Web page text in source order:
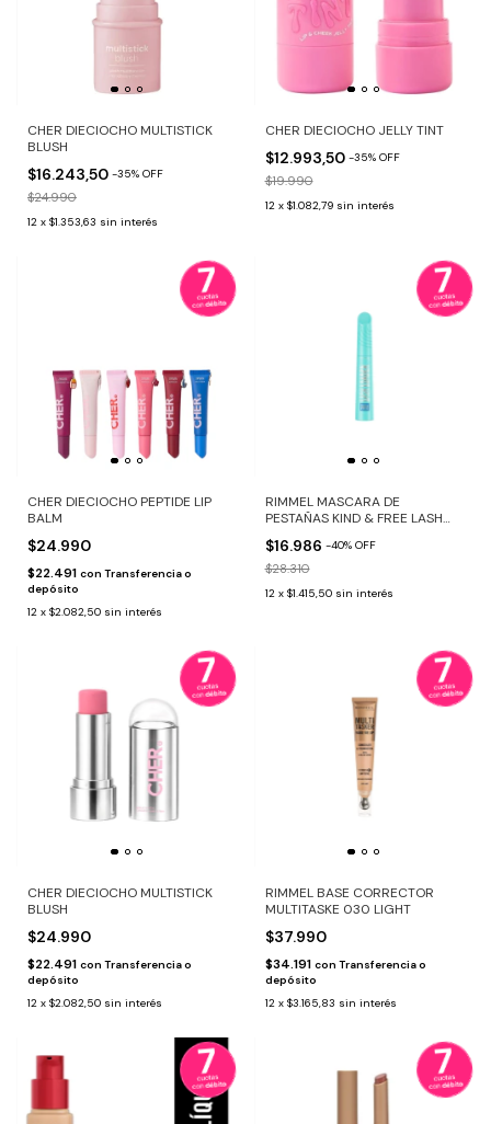
CHER DIECIOCHO MULTISTICK
BLUSH
$16.243,50 -35% OFF
$24.990
12 x $1.353,63 sin interés
CHER DIECIOCHO JELLY TINT
$12.993,50 -35% OFF
$19.990
12 x $1.082,79 sin interés
CHER DIECIOCHO PEPTIDE LIP
BALM
$24.990
$22.491 con Transferencia o
depósito
12 x $2.082,50 sin interés
RIMMEL MASCARA DE
PESTAÑAS KIND & FREE LASH
$16.986 -40% OFF
$28.310
12 x $1.415,50 sin interés
CHER DIECIOCHO MULTISTICK
BLUSH
$24.990
$22.491 con Transferencia o
depósito
12 x $2.082,50 sin interés
RIMMEL BASE CORRECTOR
MULTITASKE 030 LIGHT
$37.990
$34.191 con Transferencia o
depósito
12 x $3.165,83 sin interés